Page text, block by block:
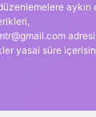
aykırı
yasal süre